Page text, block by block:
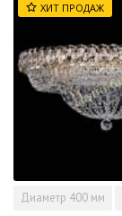
ХИТ ПРОДАЖ
Диаметр 400 мм